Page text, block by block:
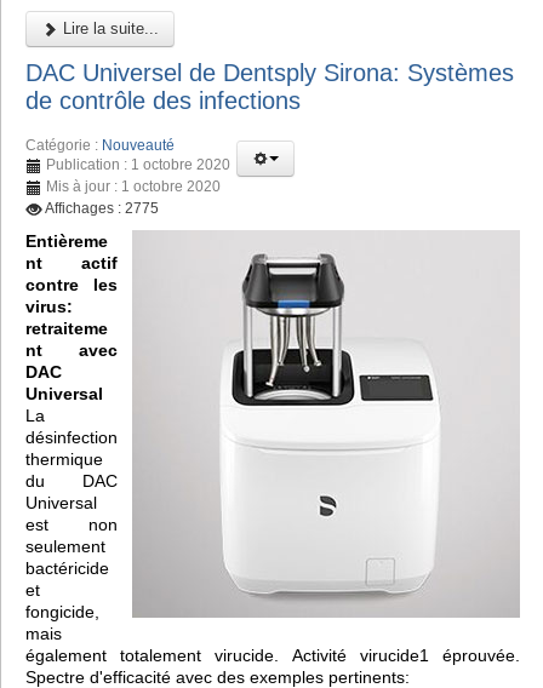
Lire la suite...
DAC Universel de Dentsply Sirona: Systèmes
de contrôle des infections
Catégorie : Nouveauté
Publication : 1 octobre 2020
Mis à jour : 1 octobre 2020
Affichages : 2775
Entièreme
nt actif
contre les
virus:
retraiteme
nt avec
DAC
Universal
La
désinfection
thermique
du DAC
Universal
est non
seulement
bactéricide
et
fongicide,
mais
également totalement virucide. Activité virucide1 éprouvée.
Spectre d'efficacité avec des exemples pertinents: